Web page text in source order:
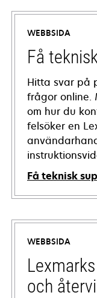
WEBBSIDA
Få
Hitta svar på
frågor online.
om hur du
felsöker en
Få teknisk
opens
in
new
tab
WEBBSIDA
och